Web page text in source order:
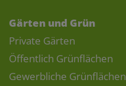
Gärten und Grün
Private Gärten
Öffentlich Grünflächen
Gewerbliche Grünflächen